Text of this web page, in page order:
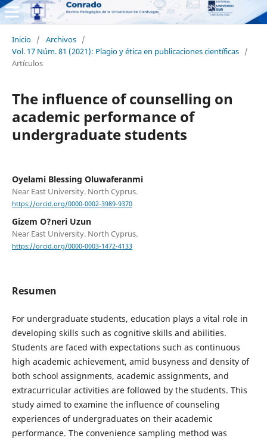
Inicio / Archivos /
Vol. 17 Núm. 81 (2021): Plagio y ética en publicaciones científicas /
Artículos
The influence of counselling on
academic performance of
undergraduate students
Oyelami Blessing Oluwaferanmi
Near East University. North Cyprus.
https://orcid.org/0000-0002-3989-9370
Gizem O?neri Uzun
Near East University. North Cyprus.
https://orcid.org/0000-0003-1472-4133
Resumen
For undergraduate students, education plays a vital role in
developing skills such as cognitive skills and abilities.
Students are faced with expectations such as continuous
high academic achievement, amid busyness and density of
both school assignments, academic assignments, and
extracurricular activities are followed by the students. This
study aimed to examine the influence of counseling
experiences of undergraduates on their academic
performance. The convenience sampling method was